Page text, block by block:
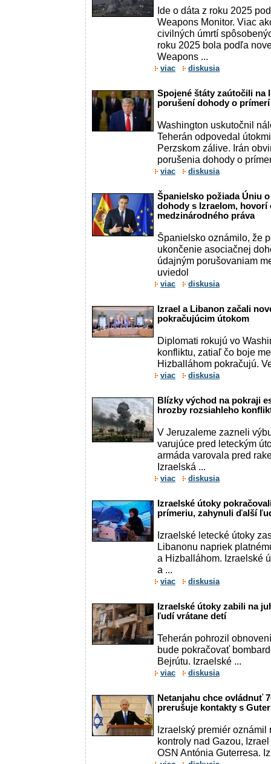
Ide o dáta z roku 2025
Weapons Monitor. Viac
civilných úmrtí
roku 2025 bola podľa
Weapons ...
viac diskusia
Spojené štáty zaútočili na
porušení dohody o prímerí
Washington uskutočnil
Teherán odpovedal
Perzskom zálive. Irán
porušenia dohody o
viac diskusia
Španielsko požiada Úniu
dohody s Izraelom, hovorí
medzinárodného práva
Španielsko oznámilo, že
ukončenie asociačnej
údajným porušovaniam
uviedol
viac diskusia
Izrael a Libanon začali
pokračujúcim útokom
Diplomati rokujú vo
konfliktu, zatiaľ čo boje
Hizballáhom pokračujú.
viac diskusia
Blízky východ na pokraji
hrozby rozsiahleho
V Jeruzaleme zazneli
varujúce pred leteckým
armáda varovala pred
Izraelská ...
viac diskusia
Izraelské útoky
prímeriu, zahynuli ďalší
Izraelské letecké útoky
Libanonu napriek
a Hizballáhom. Izraelské
a ...
viac diskusia
Izraelské útoky zabili na
ľudí vrátane detí
Teherán pohrozil
bude pokračovať
Bejrútu. Izraelské ...
viac diskusia
Netanjahu chce ovládnuť
prerušuje kontakty s
Izraelský premiér
kontroly nad Gazou,
OSN Antónia Guterresa.